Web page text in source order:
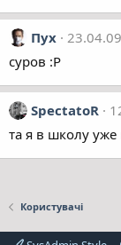
Пух 23.04.09
суров :Р
SpectatoR
та я в школу
Користувачі